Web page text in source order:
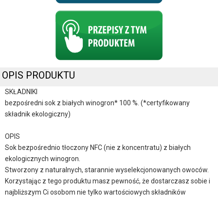
OPIS PRODUKTU
SKŁADNIKI
bezpośredni sok z białych winogron* 100 %. (*certyfikowany
składnik ekologiczny)
OPIS
Sok bezpośrednio tłoczony NFC (nie z koncentratu) z białych
ekologicznych winogron.
Stworzony z naturalnych, starannie wyselekcjonowanych owoców.
Korzystając z tego produktu masz pewność, że dostarczasz sobie i
najbliższym Ci osobom nie tylko wartościowych składników